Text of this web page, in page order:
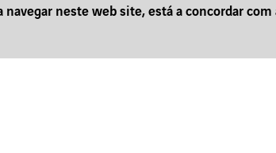
neste web site, está a concordar